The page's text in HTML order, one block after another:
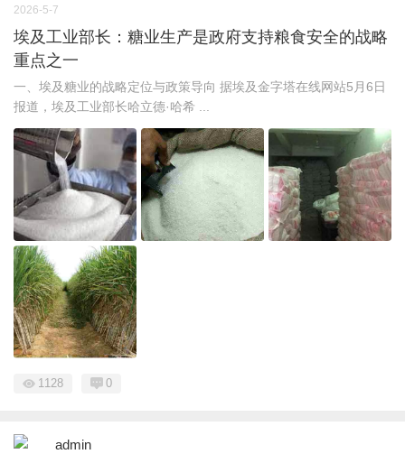
2026-5-7
埃及工业部长：糖业生产是政府支持粮食安全的战略
重点之一
一、埃及糖业的战略定位与政策导向 据埃及金字塔在线网站5月6日
报道，埃及工业部长哈立德·哈希 ...
1128 0
admin